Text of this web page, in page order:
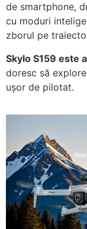
de smartphone,
cu moduri
zborul pe
Skylo S159 este
doresc să
ușor de pilotat.